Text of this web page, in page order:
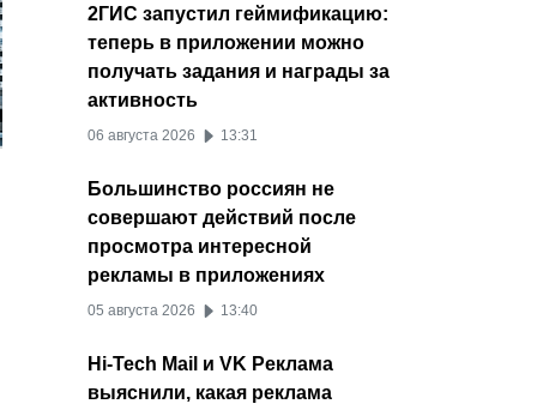
2ГИС запустил геймификацию:
теперь в приложении можно
получать задания и награды за
активность
06 августа 2026 13:31
Большинство россиян не
совершают действий после
просмотра интересной
рекламы в приложениях
05 августа 2026 13:40
Hi-Tech Mail и VK Реклама
выяснили, какая реклама